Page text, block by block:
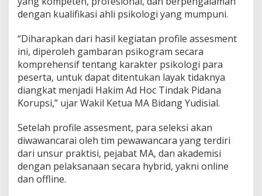
a
l
n
H
k
i
m
A
o
c
T
dengan kualifikasi ahli psikologi yang mumpuni.
“Diharapkan dari hasil kegiatan profile assesment
ini, diperoleh gambaran psikogram secara
komprehensif tentang karakter psikologi para
peserta, untuk dapat ditentukan layak tidaknya
diangkat menjadi Hakim Ad Hoc Tindak Pidana
Korupsi,” ujar Wakil Ketua MA Bidang Yudisial.
Setelah profile assesment, para seleksi akan
diwawancarai oleh tim pewawancara yang terdiri
dari unsur praktisi, pejabat MA, dan akademisi
dengan pelaksanaan secara hybrid, yakni online
dan offline.